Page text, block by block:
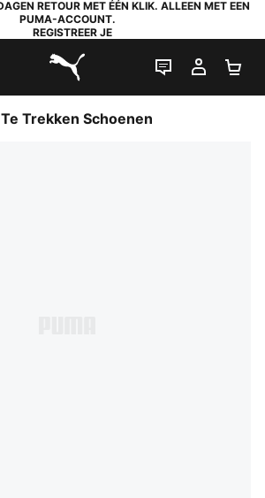
RETOUR MET ÉÉN KLIK. ALLEEN MET EEN
PUMA-ACCOUNT.
REGISTREER JE
PUMA.com
LIVE CHAT
MIJN
Trekken Schoenen